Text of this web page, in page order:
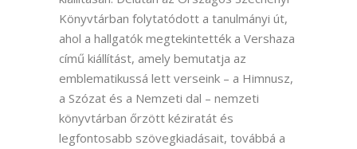
Könyvtárban folytatódott a tanulmányi út,
ahol a hallgatók megtekintették a Vershaza
című kiállítást, amely bemutatja az
emblematikussá lett verseink – a Himnusz,
a Szózat és a Nemzeti dal – nemzeti
könyvtárban őrzött kéziratát és
legfontosabb szövegkiadásait, továbbá a